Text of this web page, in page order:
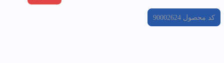
کد محصول90002624